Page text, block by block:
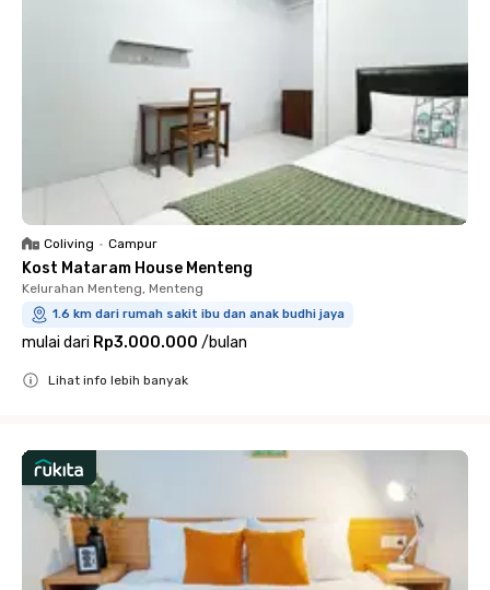
Coliving • Campur
Kost Mataram House Menteng
Kelurahan Menteng, Menteng
1.6 km dari rumah sakit ibu dan anak budhi jaya
mulai dari Rp3.000.000 /bulan
Lihat info lebih banyak